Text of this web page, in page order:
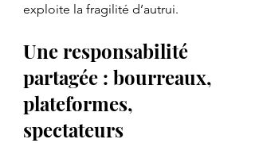
exploite la fragilité d’autrui.
Une responsabilité
partagée : bourreaux,
plateformes,
spectateurs